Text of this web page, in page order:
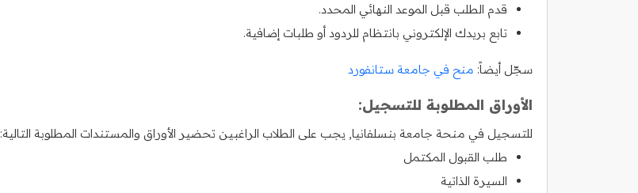
قدم الطلب قبل الموعد النهائي المحدد.
تابع بريدك الإلكتروني بانتظام للردود أو طلبات إضافية.
سجّل أيضاً: منح في جامعة ستانفورد
الأوراق المطلوبة للتسجيل:
للتسجيل في منحة جامعة بنسلفانيا, يجب على الطلاب الراغبين تحضير الأوراق والمستندات المطلوبة التالية:
طلب القبول المكتمل
السيرة الذاتية